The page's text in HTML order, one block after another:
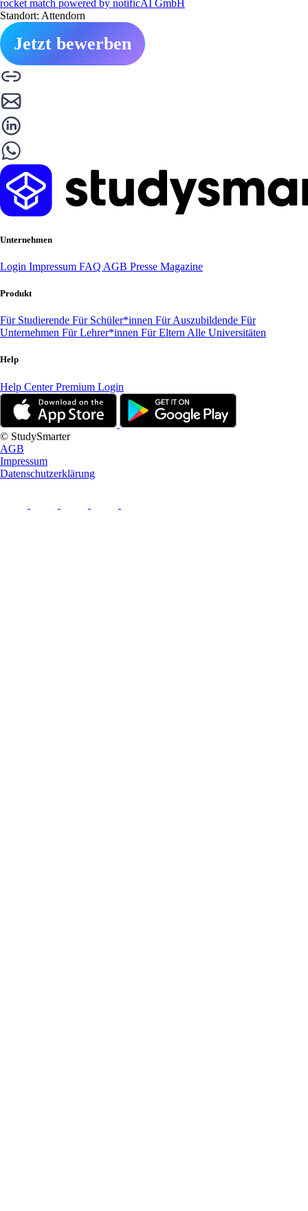
rocket match powered by notificAI GmbH
Standort: Attendorn
Jetzt bewerben
Unternehmen
Login Impressum FAQ AGB Presse Magazine
Produkt
Für Studierende Für Schüler*innen Für Auszubildende Für
Unternehmen Für Lehrer*innen Für Eltern Alle Universitäten
Help
Help CenterPremium Login
© StudySmarter
AGB
Impressum
Datenschutzerklärung